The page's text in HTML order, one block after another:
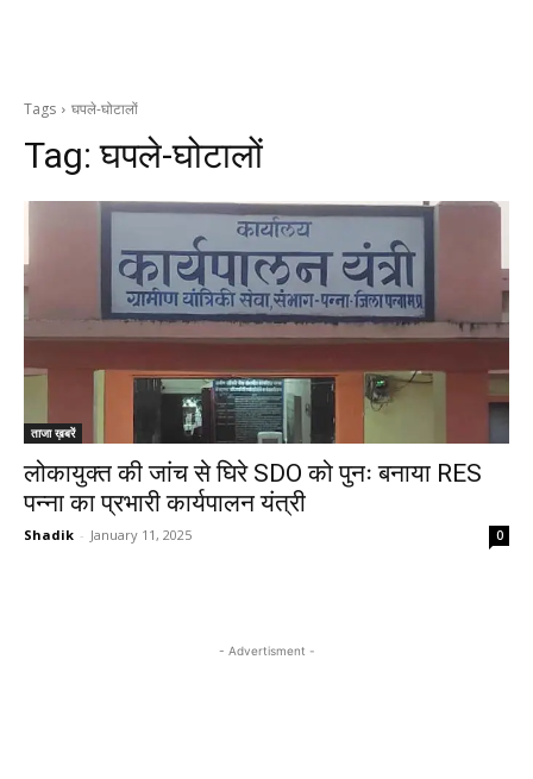
Tags घपले-घोटालों
Tag:घपले-घोटालों
ताजा ख़बरें
लोकायुक्त की जांच से घिरे SDO को पुनः बनाया RES
पन्ना का प्रभारी कार्यपालन यंत्री
Shadik - January 11, 2025 0
- Advertisment -